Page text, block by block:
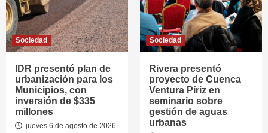
Sociedad
IDR presentó plan de
urbanización para los
Municipios, con
inversión de $335
millones
jueves 6 de agosto de 2026
Sociedad
Rivera presentó
proyecto de Cuenca
Ventura Píriz en
seminario sobre
gestión de aguas
urbanas